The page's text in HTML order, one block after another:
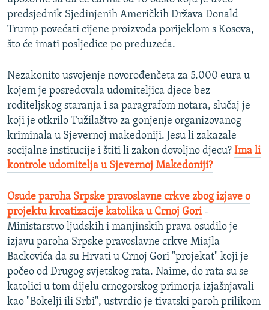
predsjednik Sjedinjenih Američkih Država Donald
Trump povećati cijene proizvoda porijeklom s Kosova,
što će imati posljedice po preduzeća.
Nezakonito usvojenje novorođenčeta za 5.000 eura u
kojem je posredovala udomiteljica djece bez
roditeljskog staranja i sa paragrafom notara, slučaj je
koji je otkrilo Tužilaštvo za gonjenje organizovanog
kriminala u Sjevernoj makedoniji. Jesu li zakazale
socijalne institucije i štiti li zakon dovoljno djecu? Ima li
kontrole udomitelja u Sjevernoj Makedoniji?
Osude paroha Srpske pravoslavne crkve zbog izjave o
projektu kroatizacije katolika u Crnoj Gori-
Ministarstvo ljudskih i manjinskih prava osudilo je
izjavu paroha Srpske pravoslavne crkve Miajla
Backovića da su Hrvati u Crnoj Gori "projekat" koji je
počeo od Drugog svjetskog rata. Naime, do rata su se
katolici u tom dijelu crnogorskog primorja izjašnjavali
kao "Bokelji ili Srbi", ustvrdio je tivatski paroh prilikom